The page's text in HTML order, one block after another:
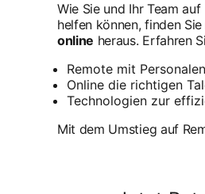
Wie Sie und Ihr Team
helfen können, finden
online heraus. Erfahren
Remote mit
Online die richtigen
Technologien zur
Mit dem Umstieg auf